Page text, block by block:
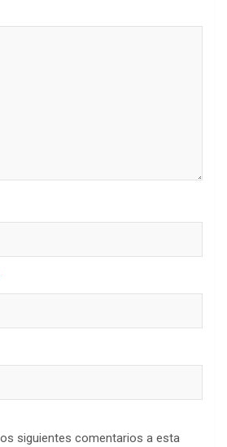
siguientes comentarios a esta